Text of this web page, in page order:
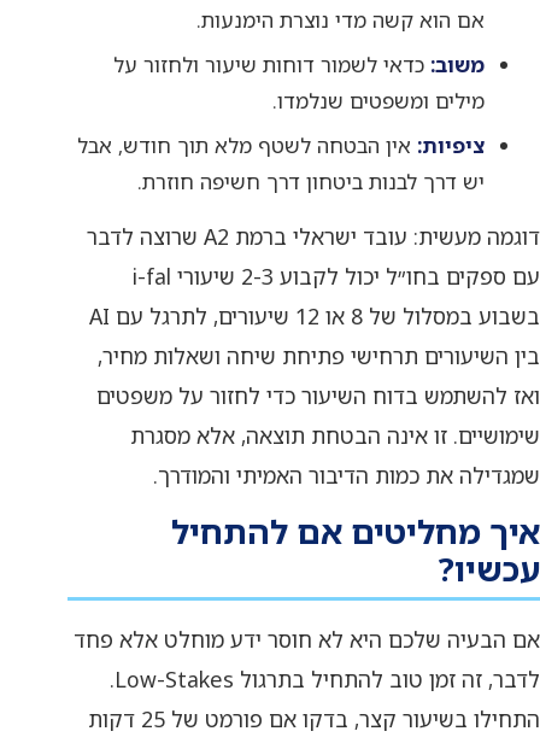
אם הוא קשה מדי נוצרת הימנעות.
משוב: כדאי לשמור דוחות שיעור ולחזור על
מילים ומשפטים שנלמדו.
ציפיות: אין הבטחה לשטף מלא תוך חודש, אבל
יש דרך לבנות ביטחון דרך חשיפה חוזרת.
דוגמה מעשית: עובד ישראלי ברמת A2 שרוצה לדבר
עם ספקים בחו״ל יכול לקבוע 2-3 שיעורי i-fal
בשבוע במסלול של 8 או 12 שיעורים, לתרגל עם AI
בין השיעורים תרחישי פתיחת שיחה ושאלות מחיר,
ואז להשתמש בדוח השיעור כדי לחזור על משפטים
שימושיים. זו אינה הבטחת תוצאה, אלא מסגרת
שמגדילה את כמות הדיבור האמיתי והמודרך.
איך מחליטים אם להתחיל
עכשיו?
אם הבעיה שלכם היא לא חוסר ידע מוחלט אלא פחד
לדבר, זה זמן טוב להתחיל בתרגול Low-Stakes.
התחילו בשיעור קצר, בדקו אם פורמט של 25 דקות